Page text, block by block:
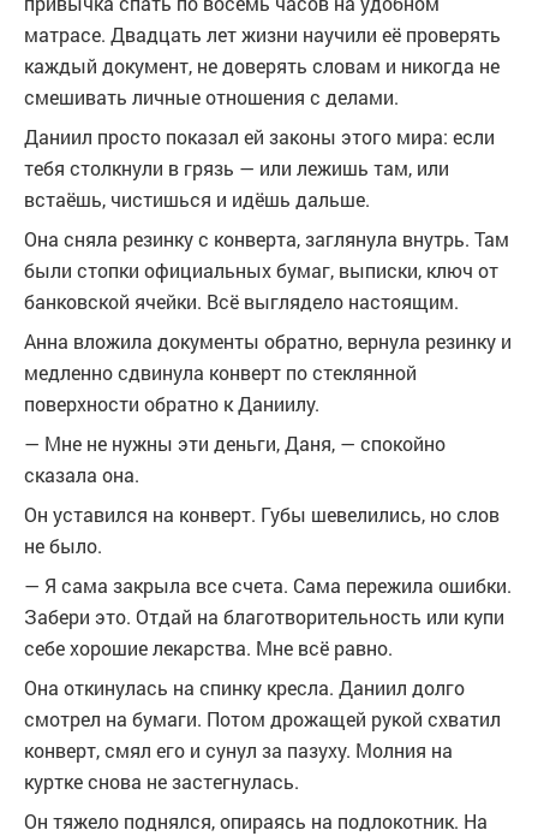
матрасе. Двадцать лет жизни научили её проверять
каждый документ, не доверять словам и никогда не
смешивать личные отношения с делами.
Даниил просто показал ей законы этого мира: если
тебя столкнули в грязь — или лежишь там, или
встаёшь, чистишься и идёшь дальше.
Она сняла резинку с конверта, заглянула внутрь. Там
были стопки официальных бумаг, выписки, ключ от
банковской ячейки. Всё выглядело настоящим.
Анна вложила документы обратно, вернула резинку и
медленно сдвинула конверт по стеклянной
поверхности обратно к Даниилу.
— Мне не нужны эти деньги, Даня, — спокойно
сказала она.
Он уставился на конверт. Губы шевелились, но слов
не было.
— Я сама закрыла все счета. Сама пережила ошибки.
Забери это. Отдай на благотворительность или купи
себе хорошие лекарства. Мне всё равно.
Она откинулась на спинку кресла. Даниил долго
смотрел на бумаги. Потом дрожащей рукой схватил
конверт, смял его и сунул за пазуху. Молния на
куртке снова не застегнулась.
Он тяжело поднялся, опираясь на подлокотник. На